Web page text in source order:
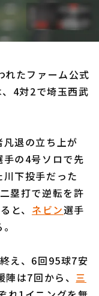
たファーム公式
4対2で埼玉西武
退の立ち上が
手の4号ソロで先
下投手だった
塁打で逆転を許
と、 ネビン選手
え、6回95球7安
は7回から、 三